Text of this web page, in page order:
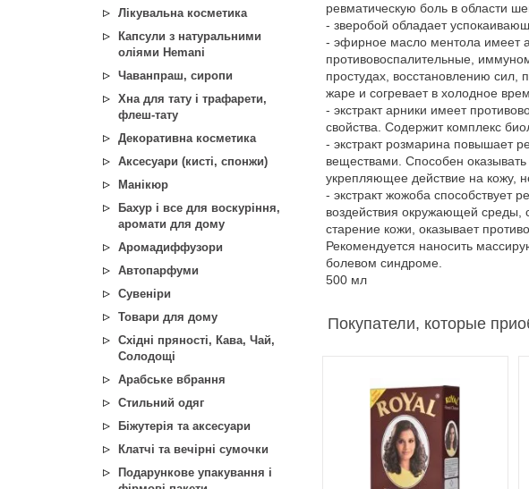
Лікувальна косметика
Капсули з натуральними
оліями Hemani
Чаванпраш, сиропи
Хна для тату і трафарети,
флеш-тату
Декоративна косметика
Аксесуари (кисті, спонжи)
Манікюр
Бахур і все для воскуріння,
аромати для дому
Аромадиффузори
Автопарфуми
Сувеніри
Товари для дому
Східні пряності, Кава, Чай,
Солодощі
Арабське вбрання
Стильний одяг
Біжутерія та аксесуари
Клатчі та вечірні сумочки
Подарункове упакування і
ревматическую боль в области
- зверобой обладает
- эфирное масло ментола имеет
противовоспалительные,
простудах, восстановлению
жаре и согревает в холодное
- экстракт арники имеет
свойства. Cодержит комплекс
- экстракт розмарина повышает
веществами. Способен
укрепляющее действие на кожу,
- экстракт жожоба способствует
воздействия окружающей среды,
старение кожи, оказывает
Рекомендуется наносить
болевом синдроме.
500 мл
Покупатели, которые